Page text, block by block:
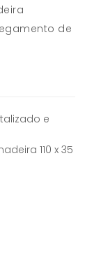
de
e
110 x 35